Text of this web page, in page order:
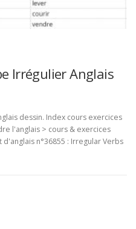
Irrégulier Anglais
dessin. Index cours exercices
l'anglais > cours & exercices
n°36855 : Irregular Verbs